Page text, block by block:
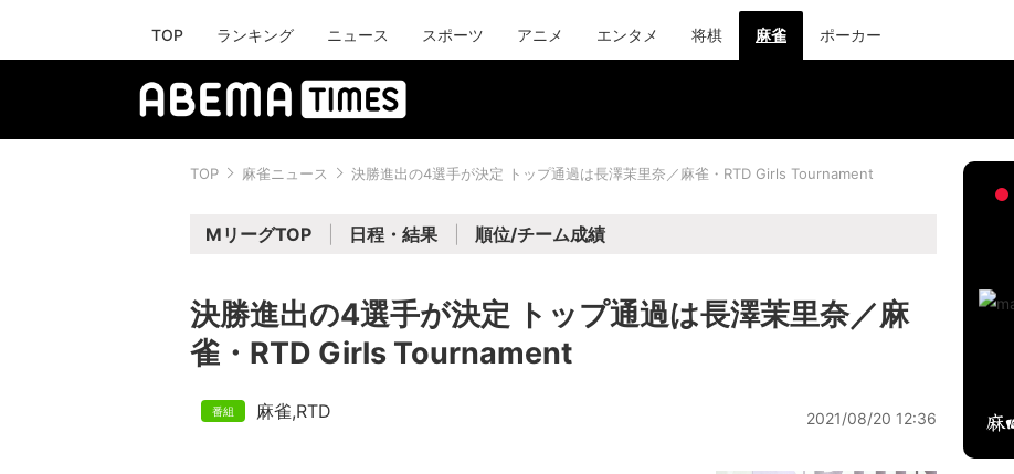
TOP ランキング ニュース スポーツ アニメ エンタメ 将棋 麻雀 ポーカー
TOP 麻雀ニュース 決勝進出の4選手が決定 トップ通過は長澤茉里奈／麻雀・RTD Girls Tournament
MリーグTOP 日程・結果 順位/チーム成績
決勝進出の4選手が決定 トップ通過は長澤茉里奈／麻
雀・RTD Girls Tournament
麻雀,RTD 2021/08/20 12:36